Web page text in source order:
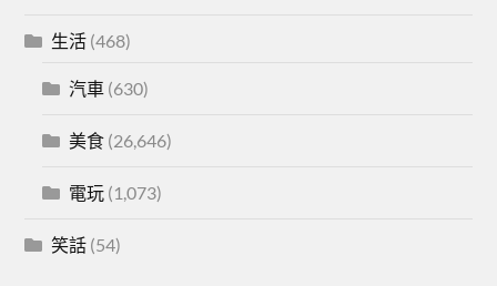
生活 (468)
汽車 (630)
美食 (26,646)
電玩 (1,073)
笑話 (54)